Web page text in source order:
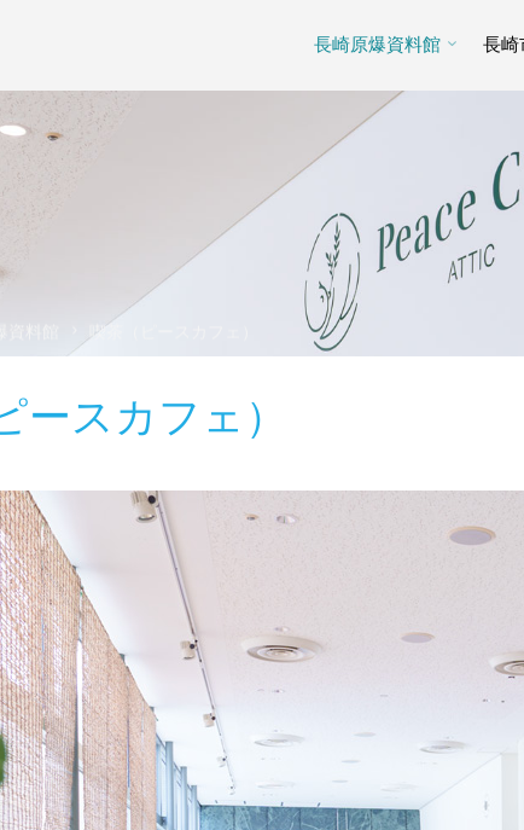
長崎原爆資料館 長崎
料館 喫茶（ピースカフェ）
ースカフェ）